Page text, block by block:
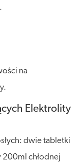
na
Elektrolity
dwie tabletki
200ml chłodnej